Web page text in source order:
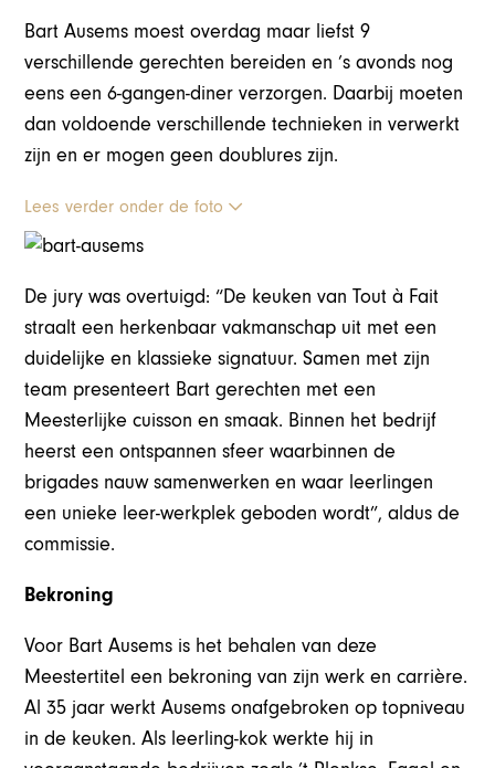
Bart Ausems moest overdag maar liefst 9
verschillende gerechten bereiden en ’s avonds nog
eens een 6-gangen-diner verzorgen. Daarbij moeten
dan voldoende verschillende technieken in verwerkt
zijn en er mogen geen doublures zijn.
Lees verder onder de foto
De jury was overtuigd: “De keuken van Tout à Fait
straalt een herkenbaar vakmanschap uit met een
duidelijke en klassieke signatuur. Samen met zijn
team presenteert Bart gerechten met een
Meesterlijke cuisson en smaak. Binnen het bedrijf
heerst een ontspannen sfeer waarbinnen de
brigades nauw samenwerken en waar leerlingen
een unieke leer-werkplek geboden wordt”, aldus de
commissie.
Bekroning
Voor Bart Ausems is het behalen van deze
Meestertitel een bekroning van zijn werk en carrière.
Al 35 jaar werkt Ausems onafgebroken op topniveau
in de keuken. Als leerling-kok werkte hij in